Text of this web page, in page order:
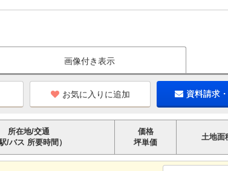
画像付き表示
お気に入りに追加 資料請求
所在地/交通
駅/バス 所要時間）
価格
坪単価
土地面